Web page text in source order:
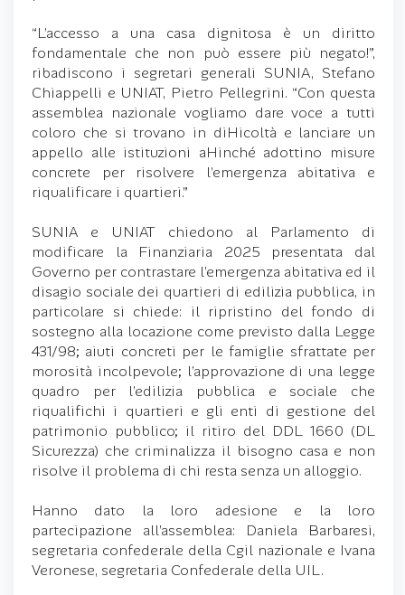
“L’accesso a una casa dignitosa è un diritto
fondamentale che non può essere più negato!”,
ribadiscono i segretari generali SUNIA, Stefano
Chiappelli e UNIAT, Pietro Pellegrini. “Con questa
assemblea nazionale vogliamo dare voce a tutti
coloro che si trovano in diHicoltà e lanciare un
appello alle istituzioni aHinché adottino misure
concrete per risolvere l’emergenza abitativa e
riqualificare i quartieri.”
SUNIA e UNIAT chiedono al Parlamento di
modificare la Finanziaria 2025 presentata dal
Governo per contrastare l’emergenza abitativa ed il
disagio sociale dei quartieri di edilizia pubblica, in
particolare si chiede: il ripristino del fondo di
sostegno alla locazione come previsto dalla Legge
431/98; aiuti concreti per le famiglie sfrattate per
morosità incolpevole; l’approvazione di una legge
quadro per l’edilizia pubblica e sociale che
riqualifichi i quartieri e gli enti di gestione del
patrimonio pubblico; il ritiro del DDL 1660 (DL
Sicurezza) che criminalizza il bisogno casa e non
risolve il problema di chi resta senza un alloggio.
Hanno dato la loro adesione e la loro
partecipazione all’assemblea: Daniela Barbaresi,
segretaria confederale della Cgil nazionale e Ivana
Veronese, segretaria Confederale della UIL.